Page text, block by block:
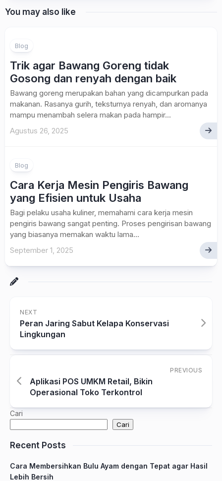
You may also like
Blog
Trik agar Bawang Goreng tidak
Gosong dan renyah dengan baik
Bawang goreng merupakan bahan yang dicampurkan pada
makanan. Rasanya gurih, teksturnya renyah, dan aromanya
mampu menambah selera makan pada hampir...
Agustus 26, 2025
Blog
Cara Kerja Mesin Pengiris Bawang
yang Efisien untuk Usaha
Bagi pelaku usaha kuliner, memahami cara kerja mesin
pengiris bawang sangat penting. Proses pengirisan bawang
yang biasanya memakan waktu lama...
September 1, 2025
NEXT
Peran Jaring Sabut Kelapa Konservasi
Lingkungan
PREVIOUS
Aplikasi POS UMKM Retail, Bikin
Operasional Toko Terkontrol
Cari
Cari
Recent Posts
Cara Membersihkan Bulu Ayam dengan Tepat agar Hasil
Lebih Bersih